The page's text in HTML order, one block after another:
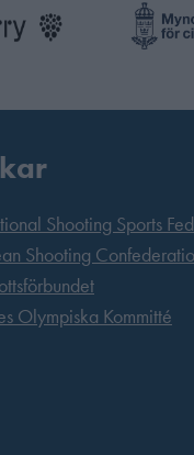
Shooting Sports
Shooting
Olympiska Kommitté